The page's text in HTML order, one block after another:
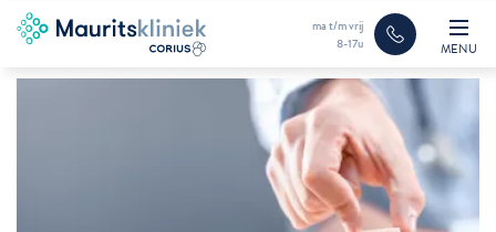
ma t/m vrij
8-17u
MENU